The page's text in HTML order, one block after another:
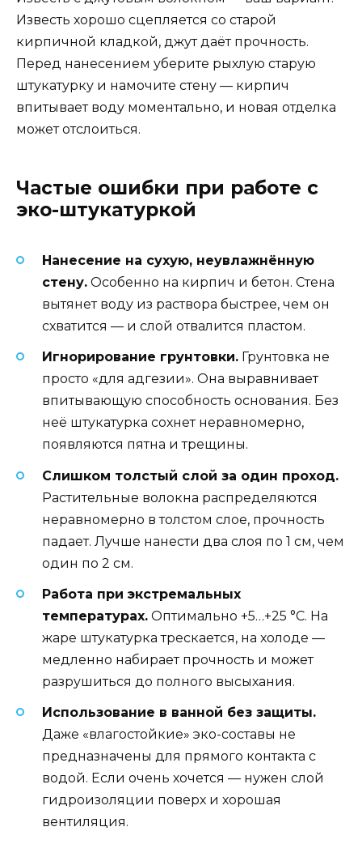
Известь хорошо сцепляется со старой
кирпичной кладкой, джут даёт прочность.
Перед нанесением уберите рыхлую старую
штукатурку и намочите стену — кирпич
впитывает воду моментально, и новая отделка
может отслоиться.
Частые ошибки при работе с
эко-штукатуркой
Нанесение на сухую, неувлажнённую
стену. Особенно на кирпич и бетон. Стена
вытянет воду из раствора быстрее, чем он
схватится — и слой отвалится пластом.
Игнорирование грунтовки. Грунтовка не
просто «для адгезии». Она выравнивает
впитывающую способность основания. Без
неё штукатурка сохнет неравномерно,
появляются пятна и трещины.
Слишком толстый слой за один проход.
Растительные волокна распределяются
неравномерно в толстом слое, прочность
падает. Лучше нанести два слоя по 1 см, чем
один по 2 см.
Работа при экстремальных
температурах. Оптимально +5…+25 °C. На
жаре штукатурка трескается, на холоде —
медленно набирает прочность и может
разрушиться до полного высыхания.
Использование в ванной без защиты.
Даже «влагостойкие» эко-составы не
предназначены для прямого контакта с
водой. Если очень хочется — нужен слой
гидроизоляции поверх и хорошая
вентиляция.